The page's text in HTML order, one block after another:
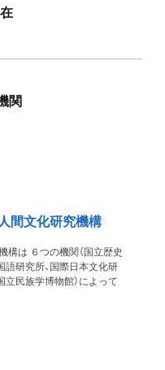
関
間文化研究機構
構は ６つの機関（国立歴史
語研究所、国際日本文化研
立民族学博物館）によって